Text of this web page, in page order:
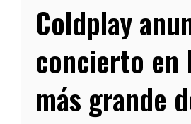
Coldplay
concierto en
más grande